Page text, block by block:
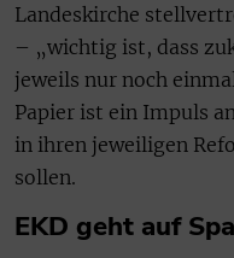
Landeskirche
– „wichtig ist, dass
jeweils nur noch
Papier ist ein Impuls
in ihren jeweiligen
sollen.
EKD geht auf